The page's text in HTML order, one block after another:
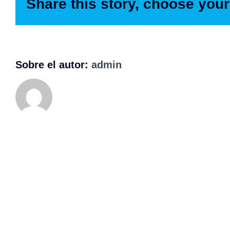
malesuada?
share this story, choose
sobre el autor: admin